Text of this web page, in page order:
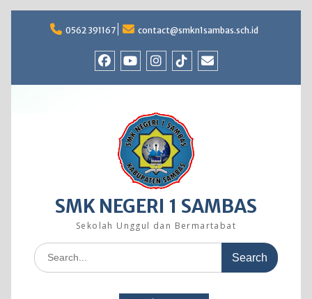
0562 391167 contact@smkn1sambas.sch.id
SMK NEGERI 1 SAMBAS
Sekolah Unggul dan Bermartabat
Search
for: